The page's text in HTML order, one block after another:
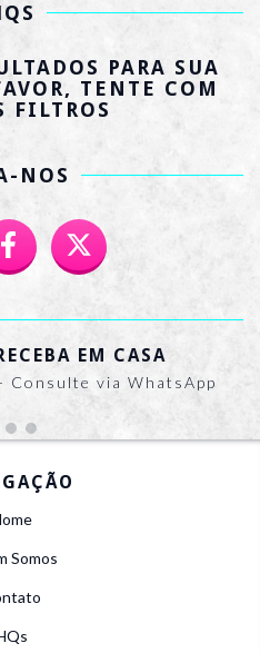
PARA SUA
TENTE COM
FILTROS
NOS
EM CASA
Consulte via WhatsApp
Somos